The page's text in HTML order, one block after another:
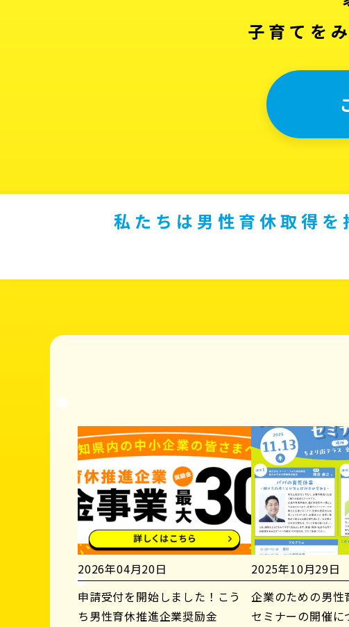
子育てを
私たちは男性育休取得を
2026年04月20日
申請受付を開始しました！こう
ち男性育休推進企業奨励金
2025年10月29日
企業のための男性
セミナーの開催に